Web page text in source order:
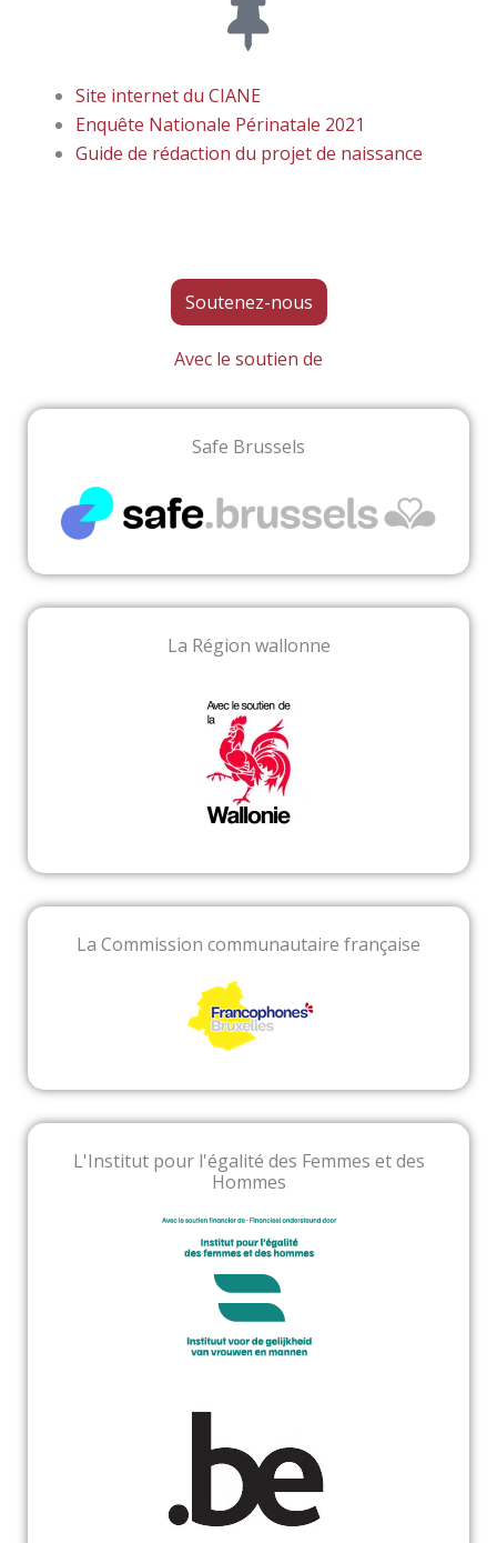
Site internet du CIANE
Enquête Nationale Périnatale 2021
Guide de rédaction du projet de naissance
Soutenez-nous
Avec le soutien de
Safe Brussels
La Région wallonne
La Commission communautaire française
L'Institut pour l'égalité des Femmes et des
Hommes